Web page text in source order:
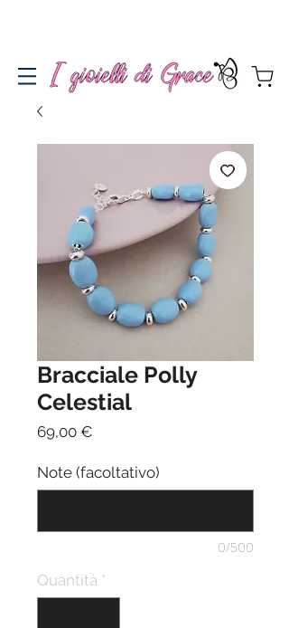
Bracciale Polly
Celestial
69,00 €
Note (facoltativo)
0/500
Quantità *